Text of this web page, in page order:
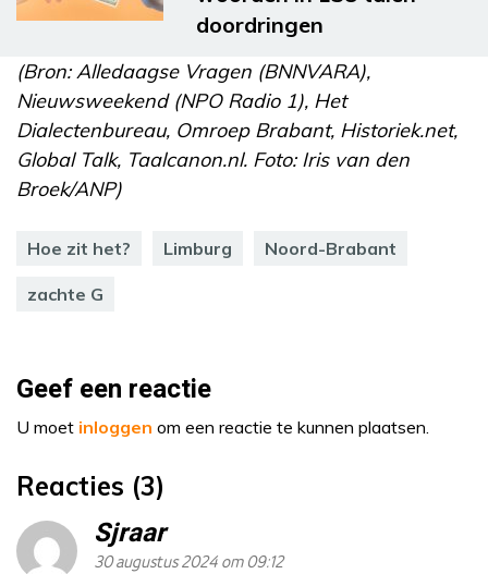
doordringen
(Bron: Alledaagse Vragen (BNNVARA),
Nieuwsweekend (NPO Radio 1), Het
Dialectenbureau, Omroep Brabant, Historiek.net,
Global Talk, Taalcanon.nl. Foto: Iris van den
Broek/ANP)
Hoe zit het? Limburg Noord-Brabant
zachte G
Geef een reactie
U moet inloggen om een reactie te kunnen plaatsen.
Reacties (3)
Sjraar
30 augustus 2024 om 09:12